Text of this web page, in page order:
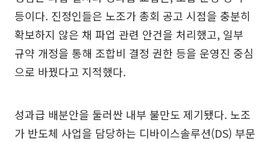
등이다. 진정인들은 노조가 총회 공고 시점을 충분히
확보하지 않은 채 파업 관련 안건을 처리했고, 일부
규약 개정을 통해 조합비 결정 권한 등을 운영진 중심
으로 바꿨다고 지적했다.
성과급 배분안을 둘러싼 내부 불만도 제기됐다. 노조
가 반도체 사업을 담당하는 디바이스솔루션(DS) 부문